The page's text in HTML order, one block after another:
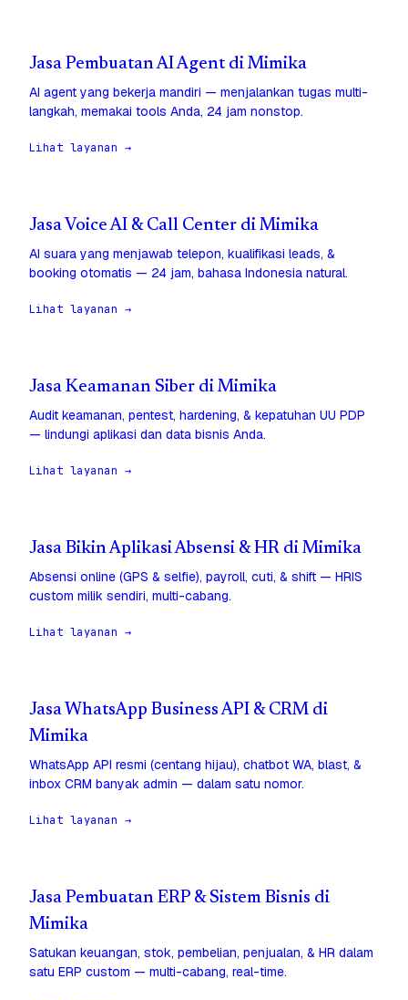
Jasa Pembuatan AI Agent di Mimika
AI agent yang bekerja mandiri — menjalankan tugas multi-
langkah, memakai tools Anda, 24 jam nonstop.
Lihat layanan →
Jasa Voice AI & Call Center di Mimika
AI suara yang menjawab telepon, kualifikasi leads, &
booking otomatis — 24 jam, bahasa Indonesia natural.
Lihat layanan →
Jasa Keamanan Siber di Mimika
Audit keamanan, pentest, hardening, & kepatuhan UU PDP
— lindungi aplikasi dan data bisnis Anda.
Lihat layanan →
Jasa Bikin Aplikasi Absensi & HR di Mimika
Absensi online (GPS & selfie), payroll, cuti, & shift — HRIS
custom milik sendiri, multi-cabang.
Lihat layanan →
Jasa WhatsApp Business API & CRM di
Mimika
WhatsApp API resmi (centang hijau), chatbot WA, blast, &
inbox CRM banyak admin — dalam satu nomor.
Lihat layanan →
Jasa Pembuatan ERP & Sistem Bisnis di
Mimika
Satukan keuangan, stok, pembelian, penjualan, & HR dalam
satu ERP custom — multi-cabang, real-time.